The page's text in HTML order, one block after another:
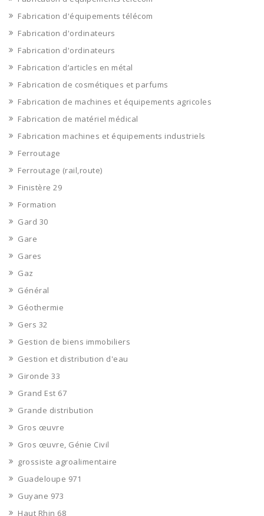
Fabrication d'équipements télécom
Fabrication d'ordinateurs
Fabrication d'ordinateurs
Fabrication d’articles en métal
Fabrication de cosmétiques et parfums
Fabrication de machines et équipements agricoles
Fabrication de matériel médical
Fabrication machines et équipements industriels
Ferroutage
Ferroutage (rail,route)
Finistère 29
Formation
Gard 30
Gare
Gares
Gaz
Général
Géothermie
Gers 32
Gestion de biens immobiliers
Gestion et distribution d'eau
Gironde 33
Grand Est 67
Grande distribution
Gros œuvre
Gros œuvre, Génie Civil
grossiste agroalimentaire
Guadeloupe 971
Guyane 973
Haut Rhin 68